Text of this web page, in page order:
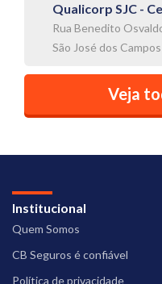
Qualicorp SJC -
Rua Benedito
São José dos Campos
Veja
Institucional
Quem Somos
CB Seguros é confiável
Política de privacidade